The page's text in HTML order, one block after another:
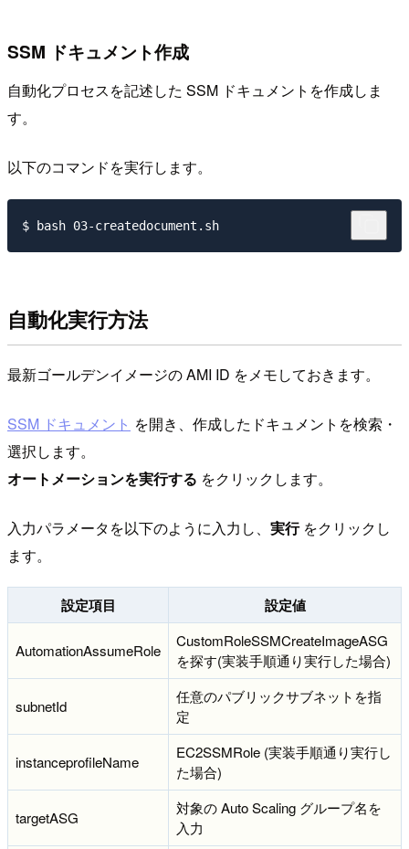
SSM ドキュメント作成
自動化プロセスを記述した SSM ドキュメントを作成しま
す。
以下のコマンドを実行します。
自動化実行方法
最新ゴールデンイメージの AMI ID をメモしておきます。
SSM ドキュメント を開き、作成したドキュメントを検索・
選択します。
オートメーションを実行する をクリックします。
入力パラメータを以下のように入力し、 実行をクリックし
ます。
設定項目 設定値
AutomationAssumeRole
CustomRoleSSMCreateImageASG
を探す(実装手順通り実行した場合)
subnetId
任意のパブリックサブネットを指
定
instanceprofileName
EC2SSMRole (実装手順通り実行し
た場合)
targetASG
対象の Auto Scaling グループ名を
入力